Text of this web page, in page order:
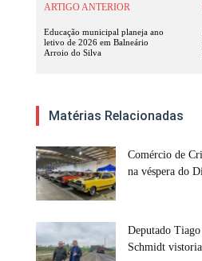
ARTIGO ANTERIOR
Educação municipal planeja ano
letivo de 2026 em Balneário
Arroio do Silva
Matérias Relacionadas
Comércio de
na véspera do
Deputado
Schmidt